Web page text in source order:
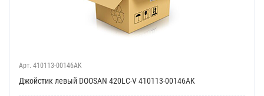
Арт. 410113-00146AK
Джойстик левый DOOSAN 420LC-V 410113-00146AK